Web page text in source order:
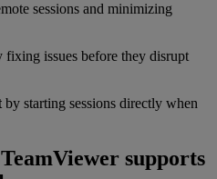
sessions and minimizing
fixing issues before they disrupt
by starting sessions directly when
supports